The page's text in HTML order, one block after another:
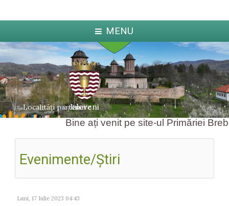
MENU
Localități partenere
Ialoveni
Bine ați venit pe site-ul Primăriei Brebu
Evenimente/Ştiri
Luni, 17 Iulie 2023 04:43